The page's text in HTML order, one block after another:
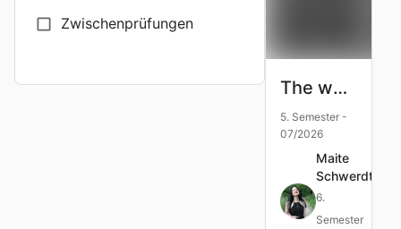
Zwischenprüfungen
The work of art
5. Semester -
07/2026
Maite
6.
Semester